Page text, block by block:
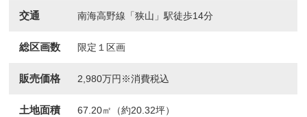
交通 南海高野線「狭山」駅徒歩14分
総区画数 限定１区画
販売価格 2,980万円※消費税込
土地面積 67.20㎡（約20.32坪）